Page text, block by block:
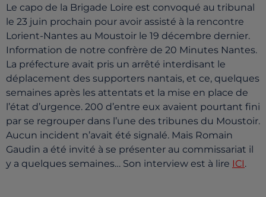
Le capo de la Brigade Loire est convoqué au tribunal
le 23 juin prochain pour avoir assisté à la rencontre
Lorient-Nantes au Moustoir le 19 décembre dernier.
Information de notre confrère de 20 Minutes Nantes.
La préfecture avait pris un arrêté interdisant le
déplacement des supporters nantais, et ce, quelques
semaines après les attentats et la mise en place de
l’état d’urgence. 200 d’entre eux avaient pourtant fini
par se regrouper dans l’une des tribunes du Moustoir.
Aucun incident n’avait été signalé. Mais Romain
Gaudin a été invité à se présenter au commissariat il
y a quelques semaines… Son interview est à lire ICI.